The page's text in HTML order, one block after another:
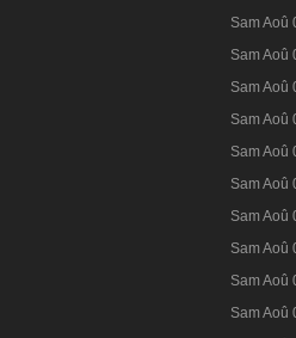
Sam Aoû
Sam Aoû
Sam Aoû
Sam Aoû
Sam Aoû
Sam Aoû
Sam Aoû
Sam Aoû
Sam Aoû
Sam Aoû